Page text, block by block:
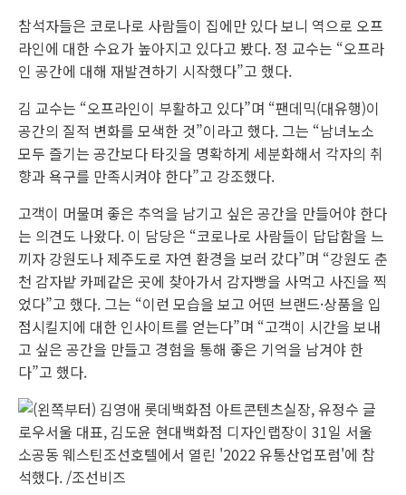
참석자들은 코로나로 사람들이 집에만 있다 보니 역으로 오프
라인에 대한 수요가 높아지고 있다고 봤다. 정 교수는 “오프라
인 공간에 대해 재발견하기 시작했다”고 했다.
김 교수는 “오프라인이 부활하고 있다”며 “팬데믹(대유행)이
공간의 질적 변화를 모색한 것”이라고 했다. 그는 “남녀노소
모두 즐기는 공간보다 타깃을 명확하게 세분화해서 각자의 취
향과 욕구를 만족시켜야 한다”고 강조했다.
고객이 머물며 좋은 추억을 남기고 싶은 공간을 만들어야 한다
는 의견도 나왔다. 이 담당은 “코로나로 사람들이 답답함을 느
끼자 강원도나 제주도로 자연 환경을 보러 갔다”며 “강원도 춘
천 감자밭 카페같은 곳에 찾아가서 감자빵을 사먹고 사진을 찍
었다”고 했다. 그는 “이런 모습을 보고 어떤 브랜드·상품을 입
점시킬지에 대한 인사이트를 얻는다”며 “고객이 시간을 보내
고 싶은 공간을 만들고 경험을 통해 좋은 기억을 남겨야 한
다”고 했다.